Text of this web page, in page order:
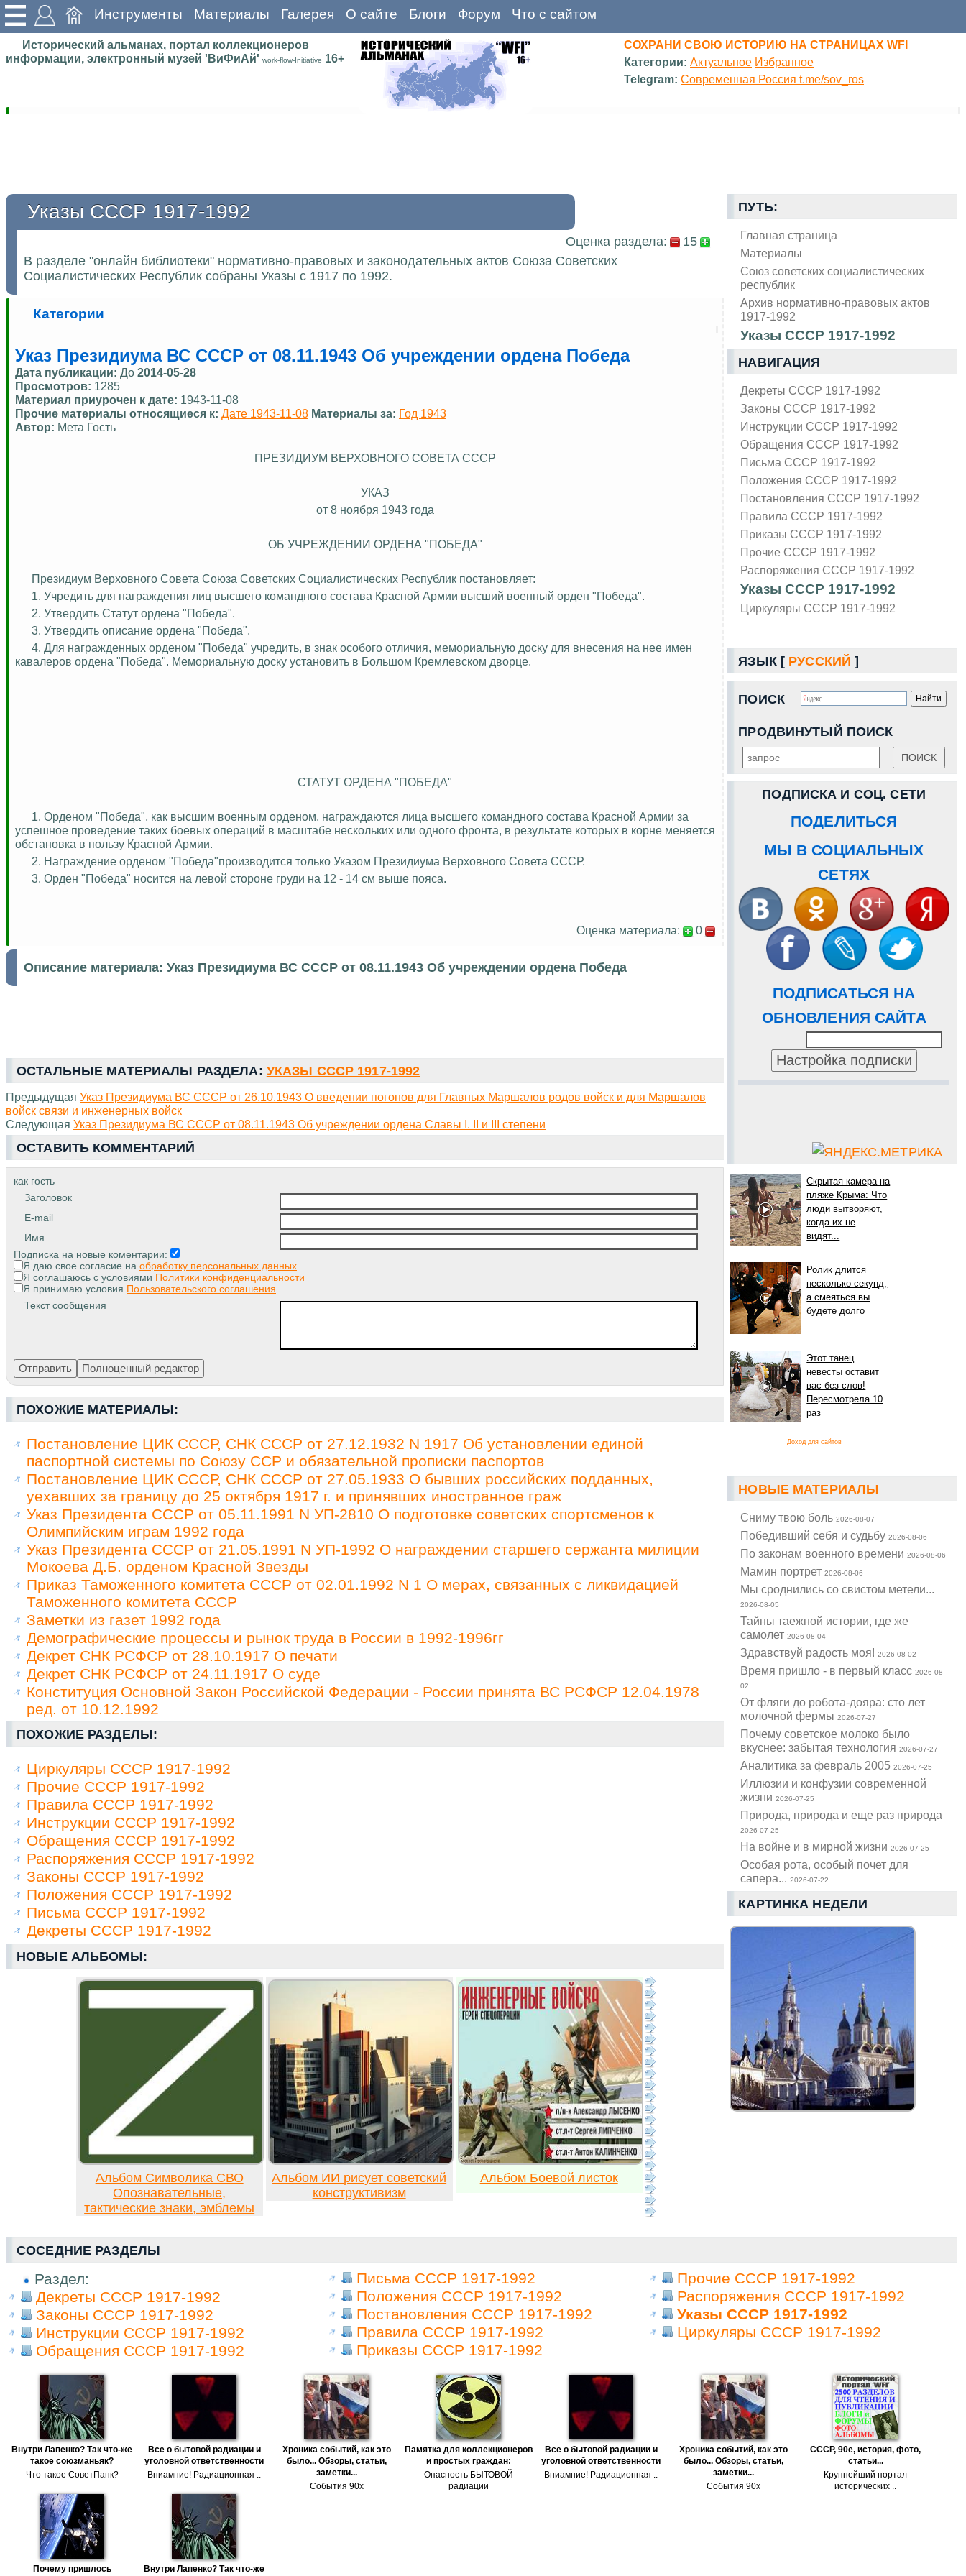
Инструменты Материалы Галерея О сайте Блоги Форум Что с сайтом
Исторический альманах, портал коллекционеров
информации, электронный музей 'ВиФиАй' work-flow-Initiative 16+
СОХРАНИ СВОЮ ИСТОРИЮ НА СТРАНИЦАХ WFI
Категории: Актуальное Избранное
Telegram: Современная Россия t.me/sov_ros
ПУТЬ:
Главная страница
Материалы
Союз советских социалистических
республик
Архив нормативно-правовых актов
1917-1992
Указы СССР 1917-1992
НАВИГАЦИЯ
Декреты СССР 1917-1992
Законы СССР 1917-1992
Инструкции СССР 1917-1992
Обращения СССР 1917-1992
Письма СССР 1917-1992
Положения СССР 1917-1992
Постановления СССР 1917-1992
Правила СССР 1917-1992
Приказы СССР 1917-1992
Прочие СССР 1917-1992
Распоряжения СССР 1917-1992
Указы СССР 1917-1992
Циркуляры СССР 1917-1992
ЯЗЫК [ РУССКИЙ ]
ПОИСК
ПРОДВИНУТЫЙ ПОИСК
ПОДПИСКА И СОЦ. СЕТИ
ПОДЕЛИТЬСЯ
МЫ В СОЦИАЛЬНЫХ
СЕТЯХ
ПОДПИСАТЬСЯ НА
ОБНОВЛЕНИЯ САЙТА
Скрытая камера на
пляже Крыма: Что
люди вытворяют,
когда их не
видят...
Ролик длится
несколько секунд,
а смеяться вы
будете долго
Этот танец
невесты оставит
вас без слов!
Пересмотрела 10
раз
Доход для сайтов
НОВЫЕ МАТЕРИАЛЫ
Cниму твою боль2026-08-07
Победивший себя и судьбу2026-08-06
По законам военного времени2026-08-06
Мамин портрет2026-08-06
Мы сроднились со свистом метели...
2026-08-05
Тайны таежной истории, где же
самолет2026-08-04
Здравствуй радость моя!2026-08-02
Время пришло - в первый класс2026-08-
02
От фляги до робота-дояра: сто лет
молочной фермы2026-07-27
Почему советское молоко было
вкуснее: забытая технология2026-07-27
Аналитика за февраль 20052026-07-25
Иллюзии и конфузии современной
жизни2026-07-25
Природа, природа и еще раз природа
2026-07-25
На войне и в мирной жизни2026-07-25
Особая рота, особый почет для
сапера...2026-07-22
КАРТИНКА НЕДЕЛИ
Указы СССР 1917-1992
Оценка раздела:
15
В разделе "онлайн библиотеки" нормативно-правовых и законодательных актов Союза Советских
Социалистических Республик собраны Указы с 1917 по 1992.
Категории
Указ Президиума ВС СССР от 08.11.1943 Об учреждении ордена Победа
Дата публикации: До 2014-05-28
Просмотров: 1285
Материал приурочен к дате: 1943-11-08
Прочие материалы относящиеся к: Дате 1943-11-08 Материалы за: Год 1943
Автор: Мета Гость
ПРЕЗИДИУМ ВЕРХОВНОГО СОВЕТА СССР
УКАЗ
от 8 ноября 1943 года
ОБ УЧРЕЖДЕНИИ ОРДЕНА "ПОБЕДА"
Президиум Верховного Совета Союза Советских Социалистических Республик постановляет:
1. Учредить для награждения лиц высшего командного состава Красной Армии высший военный орден "Победа".
2. Утвердить Статут ордена "Победа".
3. Утвердить описание ордена "Победа".
4. Для награжденных орденом "Победа" учредить, в знак особого отличия, мемориальную доску для внесения на нее имен
кавалеров ордена "Победа". Мемориальную доску установить в Большом Кремлевском дворце.
СТАТУТ ОРДЕНА "ПОБЕДА"
1. Орденом "Победа", как высшим военным орденом, награждаются лица высшего командного состава Красной Армии за
успешное проведение таких боевых операций в масштабе нескольких или одного фронта, в результате которых в корне меняется
обстановка в пользу Красной Армии.
2. Награждение орденом "Победа"производится только Указом Президиума Верховного Совета СССР.
3. Орден "Победа" носится на левой стороне груди на 12 - 14 см выше пояса.
Оценка материала: 0
Описание материала: Указ Президиума ВС СССР от 08.11.1943 Об учреждении ордена Победа
ОСТАЛЬНЫЕ МАТЕРИАЛЫ РАЗДЕЛА: УКАЗЫ СССР 1917-1992
Предыдущая Указ Президиума ВС СССР от 26.10.1943 О введении погонов для Главных Маршалов родов войск и для Маршалов
войск связи и инженерных войск
Следующая Указ Президиума ВС СССР от 08.11.1943 Об учреждении ордена Славы I. II и III степени
ОСТАВИТЬ КОММЕНТАРИЙ
как гость
Заголовок
E-mail
Имя
Подписка на новые коментарии:
Я даю свое согласие на обработку персональных данных
Я соглашаюсь с условиями Политики конфиденциальности
Я принимаю условия Пользовательского соглашения
Текст сообщения
ПОХОЖИЕ МАТЕРИАЛЫ:
Постановление ЦИК СССР, СНК СССР от 27.12.1932 N 1917 Об установлении единой
паспортной системы по Союзу ССР и обязательной прописки паспортов
Постановление ЦИК СССР, СНК СССР от 27.05.1933 О бывших российских подданных,
уехавших за границу до 25 октября 1917 г. и принявших иностранное граж
Указ Президента СССР от 05.11.1991 N УП-2810 О подготовке советских спортсменов к
Олимпийским играм 1992 года
Указ Президента СССР от 21.05.1991 N УП-1992 О награждении старшего сержанта милиции
Мокоева Д.Б. орденом Красной Звезды
Приказ Таможенного комитета СССР от 02.01.1992 N 1 О мерах, связанных с ликвидацией
Таможенного комитета СССР
Заметки из газет 1992 года
Демографические процессы и рынок труда в России в 1992-1996гг
Декрет СНК РСФСР от 28.10.1917 О печати
Декрет СНК РСФСР от 24.11.1917 О суде
Конституция Основной Закон Российской Федерации - России принята ВС РСФСР 12.04.1978
ред. от 10.12.1992
ПОХОЖИЕ РАЗДЕЛЫ:
Циркуляры СССР 1917-1992
Прочие СССР 1917-1992
Правила СССР 1917-1992
Инструкции СССР 1917-1992
Обращения СССР 1917-1992
Распоряжения СССР 1917-1992
Законы СССР 1917-1992
Положения СССР 1917-1992
Письма СССР 1917-1992
Декреты СССР 1917-1992
НОВЫЕ АЛЬБОМЫ:
Альбом Символика СВО
Опознавательные,
тактические знаки, эмблемы
Альбом ИИ рисует советский
конструктивизм
Альбом Боевой листок
СОСЕДНИЕ РАЗДЕЛЫ
Раздел:
Декреты СССР 1917-1992
Законы СССР 1917-1992
Инструкции СССР 1917-1992
Обращения СССР 1917-1992
Письма СССР 1917-1992
Положения СССР 1917-1992
Постановления СССР 1917-1992
Правила СССР 1917-1992
Приказы СССР 1917-1992
Прочие СССР 1917-1992
Распоряжения СССР 1917-1992
Указы СССР 1917-1992
Циркуляры СССР 1917-1992
Внутри Лапенко? Так что-же
такое союзманьяк?
Что такое СоветПанк?
Все о бытовой радиации и
уголовной ответственности
Вниамние! Радиационная ..
Хроника событий, как это
было... Обзоры, статьи,
заметки...
События 90х
Памятка для коллекционеров
и простых граждан:
Опасность БЫТОВОЙ
радиации
Все о бытовой радиации и
уголовной ответственности
Вниамние! Радиационная ..
Хроника событий, как это
было... Обзоры, статьи,
заметки...
События 90х
СССР, 90е, история, фото,
статьи...
Крупнейший портал
исторических ..
Почему пришлось
Внутри Лапенко? Так что-же